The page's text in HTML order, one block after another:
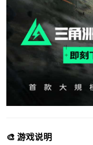
🎨 游戏说明